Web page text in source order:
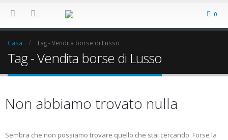
0
Casa Tag -Vendita borse di Lusso
Tag - Vendita borse di Lusso
Non abbiamo trovato nulla
Sembra che non possiamo trovare quello che stai cercando. Forse la